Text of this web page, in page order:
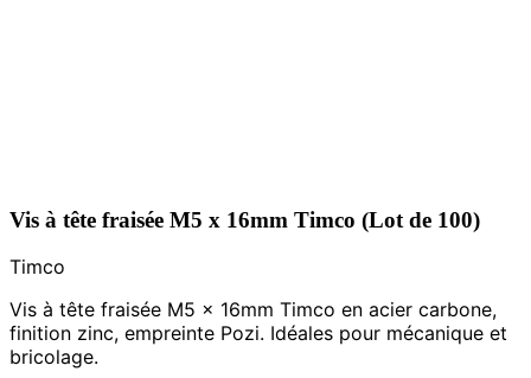
Vis à tête fraisée M5 x 16mm Timco (Lot de 100)
Timco
Vis à tête fraisée M5 x 16mm Timco en acier carbone,
finition zinc, empreinte Pozi. Idéales pour mécanique et
bricolage.